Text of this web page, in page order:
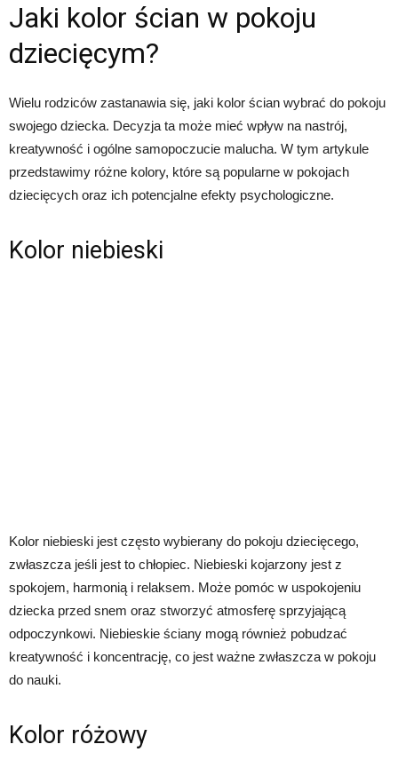
Jaki kolor ścian w pokoju
dziecięcym?
Wielu rodziców zastanawia się, jaki kolor ścian wybrać do pokoju
swojego dziecka. Decyzja ta może mieć wpływ na nastrój,
kreatywność i ogólne samopoczucie malucha. W tym artykule
przedstawimy różne kolory, które są popularne w pokojach
dziecięcych oraz ich potencjalne efekty psychologiczne.
Kolor niebieski
Kolor niebieski jest często wybierany do pokoju dziecięcego,
zwłaszcza jeśli jest to chłopiec. Niebieski kojarzony jest z
spokojem, harmonią i relaksem. Może pomóc w uspokojeniu
dziecka przed snem oraz stworzyć atmosferę sprzyjającą
odpoczynkowi. Niebieskie ściany mogą również pobudzać
kreatywność i koncentrację, co jest ważne zwłaszcza w pokoju
do nauki.
Kolor różowy